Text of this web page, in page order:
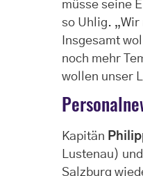
müsse seine
so Uhlig.
Insgesamt
noch mehr
wollen unser
Kapitän
Lustenau)
Salzburg